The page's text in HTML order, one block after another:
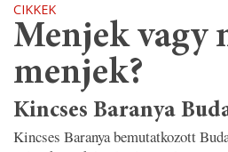
CIKKEK
Menjek vagy
menjek?
Kincses Baranya
Kincses Baranya bemutatkozott